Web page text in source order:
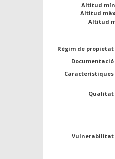
Altitud
Altitud
Altitud
Règim de propietat
Documentació
Característiques
Qualitat
Vulnerabilitat